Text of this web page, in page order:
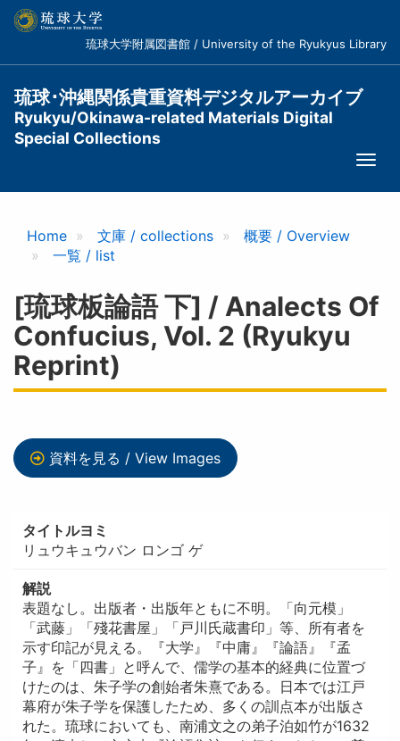
コ
琉球大学附属図書館 / University of the Ryukyus Library
琉球･沖縄関係貴重資料デジタルアーカイブ
Ryukyu/Okinawa-related Materials Digital
Special Collections
Home 文庫 / collections
概要 / Overview
一覧 / list
[琉球板論語 下] / Analects Of
Confucius, Vol. 2 (Ryukyu
Reprint)
資料を見る / View Images
タイトルヨミ
リュウキュウバン ロンゴ ゲ
解説
表題なし。出版者・出版年ともに不明。「向元模」
「武藤」「殘花書屋」「戸川氏蔵書印」等、所有者を
示す印記が見える。『大学』『中庸』『論語』『孟
子』を「四書」と呼んで、儒学の基本的経典に位置づ
けたのは、朱子学の創始者朱熹である。日本では江戸
幕府が朱子学を保護したため、多くの訓点本が出版さ
れた。琉球においても、南浦文之の弟子泊如竹が1632